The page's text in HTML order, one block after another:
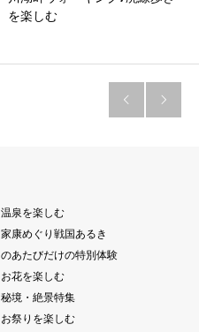
を楽しむ
 
温泉を楽しむ
家康めぐり戦国あるき
のあたびだけの特別体験
お花を楽しむ
秘境・絶景特集
お祭りを楽しむ